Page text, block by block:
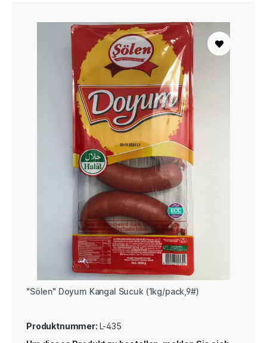
"Sölen" Doyum Kangal Sucuk (1kg/pack,9#)
Produktnummer: L-435